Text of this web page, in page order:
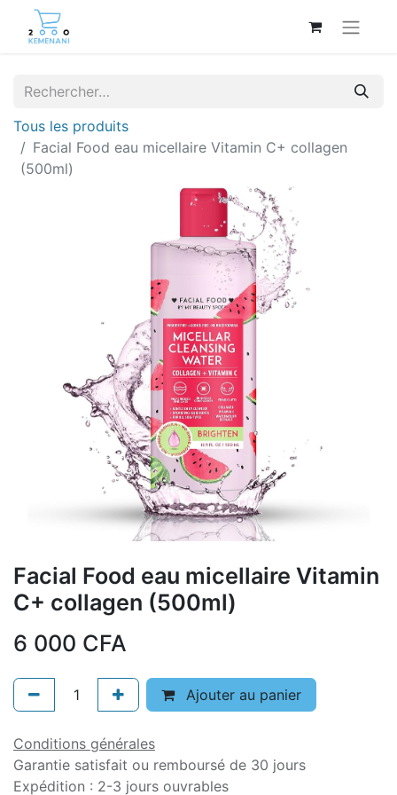
Tous les produits
Facial Food eau micellaire Vitamin C+ collagen
(500ml)
Facial Food eau micellaire Vitamin
C+ collagen (500ml)
6 000 CFA
Ajouter au panier
Conditions générales
Garantie satisfait ou remboursé de 30 jours
Expédition : 2-3 jours ouvrables